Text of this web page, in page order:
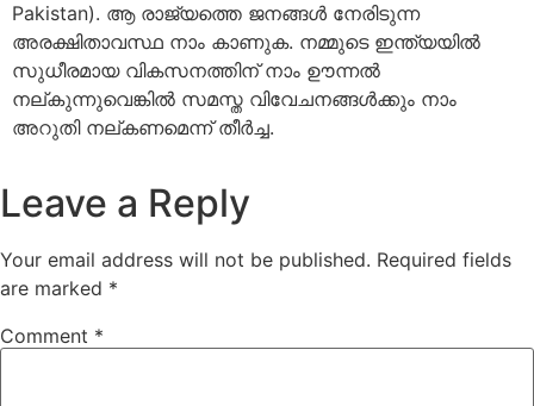
Pakistan). ആ രാജ്യത്തെ ജനങ്ങള്‍ നേരിടുന്ന
അരക്ഷിതാവസ്ഥ നാം കാണുക. നമ്മുടെ ഇന്ത്യയില്‍
സുധീരമായ വികസനത്തിന് നാം ഊന്നല്‍
നല്കുന്നുവെങ്കില്‍ സമസ്ത വിവേചനങ്ങള്‍ക്കും നാം
അറുതി നല്കണമെന്ന് തീര്‍ച്ച.
Leave a Reply
Your email address will not be published. Required fields
are marked *
Comment *